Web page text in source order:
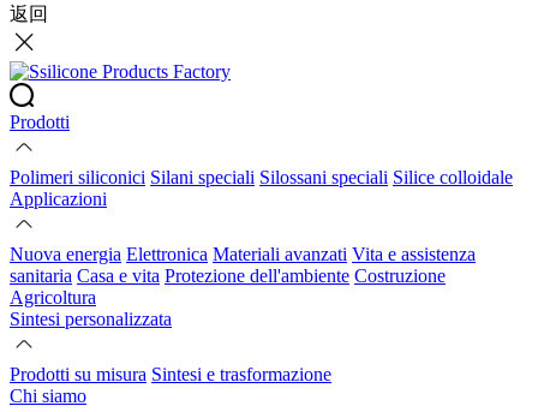
返回
Prodotti
Polimeri siliconici Silani speciali Silossani speciali Silice colloidale
Applicazioni
Nuova energia Elettronica Materiali avanzati Vita e assistenza
sanitaria Casa e vita Protezione dell'ambiente Costruzione
Agricoltura
Sintesi personalizzata
Prodotti su misura Sintesi e trasformazione
Chi siamo